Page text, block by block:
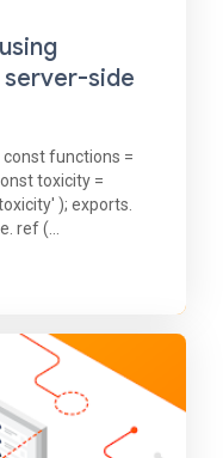
server-side
functions =
toxicity =
); exports.
ref (